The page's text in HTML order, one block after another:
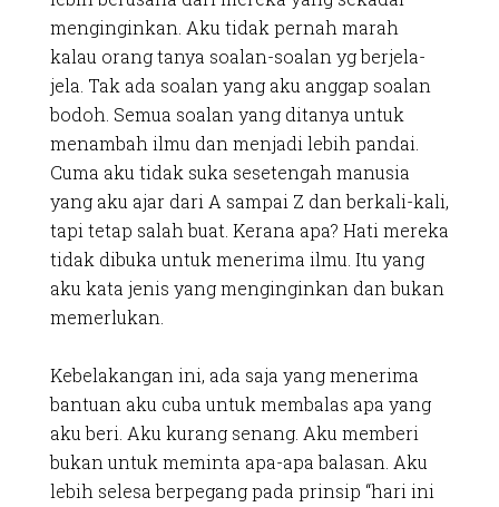
menginginkan. Aku tidak pernah marah
kalau orang tanya soalan-soalan yg berjela-
jela. Tak ada soalan yang aku anggap soalan
bodoh. Semua soalan yang ditanya untuk
menambah ilmu dan menjadi lebih pandai.
Cuma aku tidak suka sesetengah manusia
yang aku ajar dari A sampai Z dan berkali-kali,
tapi tetap salah buat. Kerana apa? Hati mereka
tidak dibuka untuk menerima ilmu. Itu yang
aku kata jenis yang menginginkan dan bukan
memerlukan.
Kebelakangan ini, ada saja yang menerima
bantuan aku cuba untuk membalas apa yang
aku beri. Aku kurang senang. Aku memberi
bukan untuk meminta apa-apa balasan. Aku
lebih selesa berpegang pada prinsip “hari ini